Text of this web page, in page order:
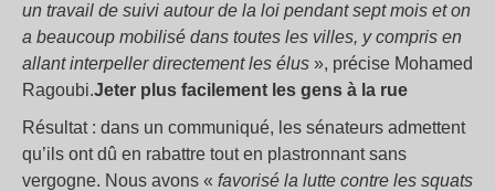
un travail de suivi autour de la loi pendant sept mois et on
a beaucoup mobilisé dans toutes les villes, y compris en
allant interpeller directement les élus », précise Mohamed
Ragoubi.Jeter plus facilement les gens à la rue
Résultat : dans un communiqué, les sénateurs admettent
qu’ils ont dû en rabattre tout en plastronnant sans
vergogne. Nous avons « favorisé la lutte contre les squats